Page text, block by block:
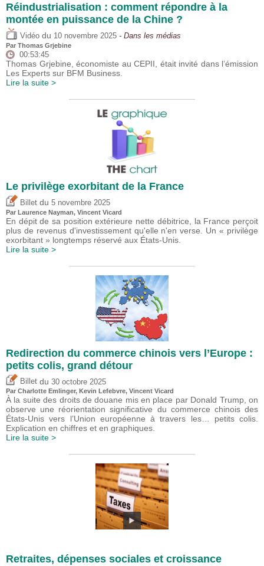
Réindustrialisation : comment répondre à la
montée en puissance de la Chine ?
Vidéo du 10 novembre 2025 - Dans les médias
Par Thomas Grjebine
00:53:45
Thomas Grjebine, économiste au CEPII, était invité dans l’émission
Les Experts sur BFM Business.
Lire la suite >
Le privilège exorbitant de la France
Billet du 5 novembre 2025
Par Laurence Nayman, Vincent Vicard
En dépit de sa position extérieure nette débitrice, la France perçoit
plus de revenus d'investissement qu'elle n'en verse. Un « privilège
exorbitant » longtemps réservé aux États-Unis.
Lire la suite >
Redirection du commerce chinois vers l’Europe :
petits colis, grand détour
Billet du 30 octobre 2025
Par Charlotte Emlinger, Kevin Lefebvre, Vincent Vicard
À la suite des droits de douane mis en place par Donald Trump, on
observe une réorientation significative du commerce chinois des
États-Unis vers l’Union européenne à travers les… petits colis.
Explication en chiffres et en graphiques.
Lire la suite >
Retraites, dépenses sociales et croissance